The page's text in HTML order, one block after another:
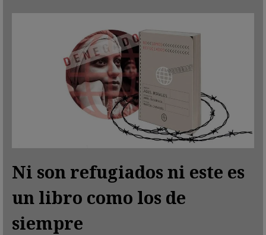
Ni son refugiados ni este es
un libro como los de
siempre